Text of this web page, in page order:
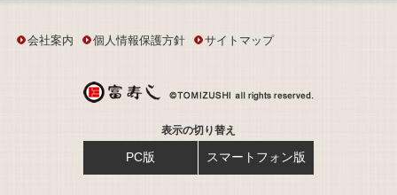
会社案内 個人情報保護方針 サイトマップ
表示の切り替え
PC版 スマートフォン版